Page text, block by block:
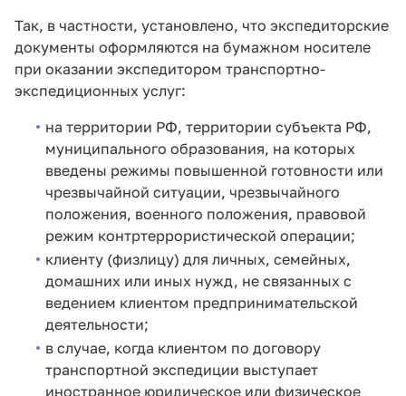
Так, в частности, установлено, что экспедиторские
документы оформляются на бумажном носителе
при оказании экспедитором транспортно-
экспедиционных услуг:
на территории РФ, территории субъекта РФ,
муниципального образования, на которых
введены режимы повышенной готовности или
чрезвычайной ситуации, чрезвычайного
положения, военного положения, правовой
режим контртеррористической операции;
клиенту (физлицу) для личных, семейных,
домашних или иных нужд, не связанных с
ведением клиентом предпринимательской
деятельности;
в случае, когда клиентом по договору
транспортной экспедиции выступает
иностранное юридическое или физическое